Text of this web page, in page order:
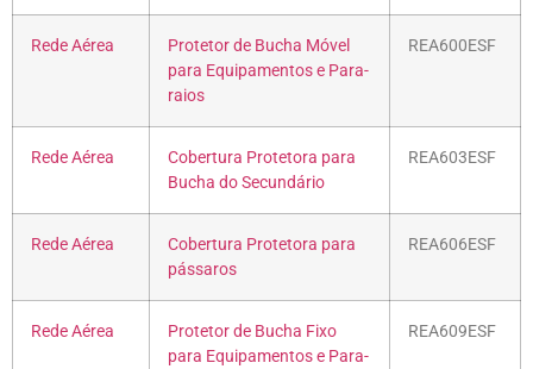
Rede Aérea
Protetor de Bucha Móvel
para Equipamentos e Para-
raios
REA600ESF
Rede Aérea
Cobertura Protetora para
Bucha do Secundário
REA603ESF
Rede Aérea
Cobertura Protetora para
pássaros
REA606ESF
Rede Aérea
Protetor de Bucha Fixo
para Equipamentos e Para-
REA609ESF